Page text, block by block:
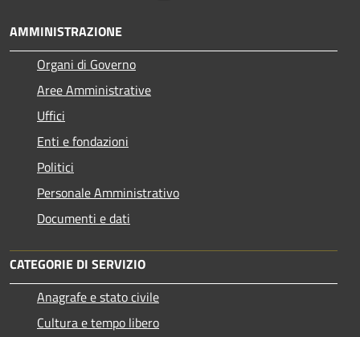
AMMINISTRAZIONE
Organi di Governo
Aree Amministrative
Uffici
Enti e fondazioni
Politici
Personale Amministrativo
Documenti e dati
CATEGORIE DI SERVIZIO
Anagrafe e stato civile
Cultura e tempo libero